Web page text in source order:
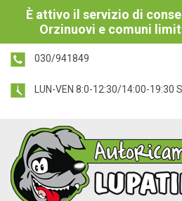
È attivo il servizio di
Orzinuovi e comuni
030/941849
LUN-VEN 8:0-12:30/14:00-